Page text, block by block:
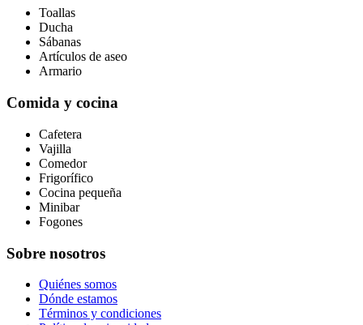
Toallas
Ducha
Sábanas
Artículos de aseo
Armario
Comida y cocina
Cafetera
Vajilla
Comedor
Frigorífico
Cocina pequeña
Minibar
Fogones
Sobre nosotros
Quiénes somos
Dónde estamos
Términos y condiciones